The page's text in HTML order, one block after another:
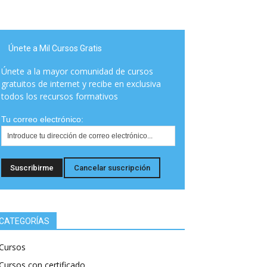
Únete a Mil Cursos Gratis
Únete a la mayor comunidad de cursos
gratuitos de internet y recibe en exclusiva
todos los recursos formativos
Tu correo electrónico:
con certificado